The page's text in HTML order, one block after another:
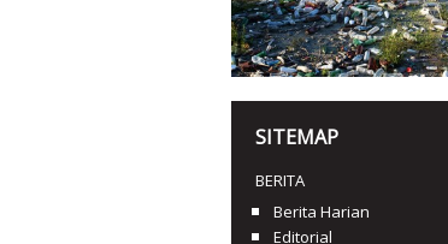
SITEMAP
BERITA
Berita Harian
Editorial